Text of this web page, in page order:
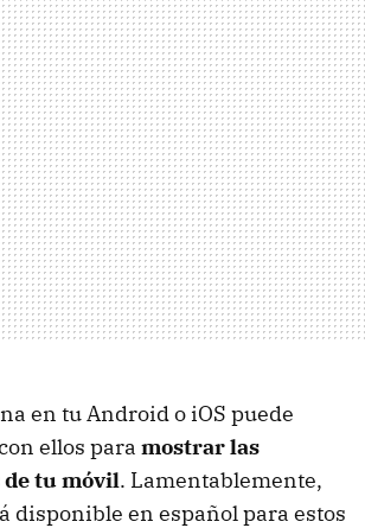
en tu Android o iOS puede
ellos para mostrar las
tu móvil. Lamentablemente,
disponible en español para estos